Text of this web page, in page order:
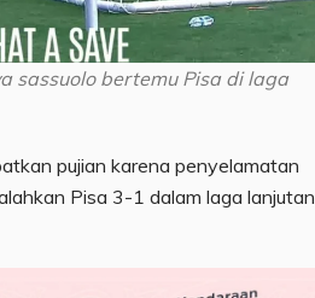
sassuolo bertemu Pisa di laga
pujian karena penyelamatan
Pisa 3-1 dalam laga lanjutan